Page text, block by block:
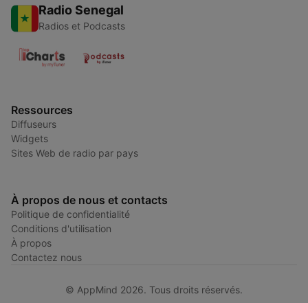
Radio Senegal
Radios et Podcasts
Ressources
Diffuseurs
Widgets
Sites Web de radio par pays
À propos de nous et contacts
Politique de confidentialité
Conditions d'utilisation
À propos
Contactez nous
© AppMind 2026. Tous droits réservés.